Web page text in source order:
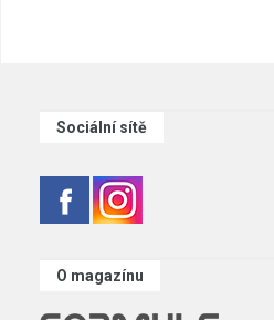
Sociální sítě
O magazínu